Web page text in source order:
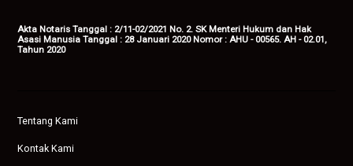
Akta Notaris Tanggal : 2/11-02/2021 No. 2. SK Menteri Hukum dan Hak
Asasi Manusia Tanggal : 28 Januari 2020 Nomor : AHU - 00565. AH - 02.01,
Tahun 2020
Tentang Kami
Kontak Kami